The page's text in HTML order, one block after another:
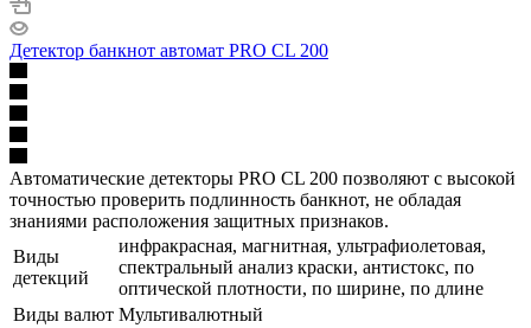
Детектор банкнот автомат PRO CL 200
Автоматические детекторы PRO CL 200 позволяют с высокой
точностью проверить подлинность банкнот, не обладая
знаниями расположения защитных признаков.
Виды
детекций
инфракрасная, магнитная, ультрафиолетовая,
спектральный анализ краски, антистокс, по
оптической плотности, по ширине, по длине
Виды валют Мультивалютный